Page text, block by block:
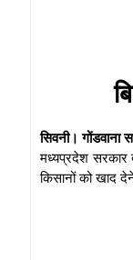
सिवनी। गोंडवाना
मध्यप्रदेश सरकार
किसानों को खाद